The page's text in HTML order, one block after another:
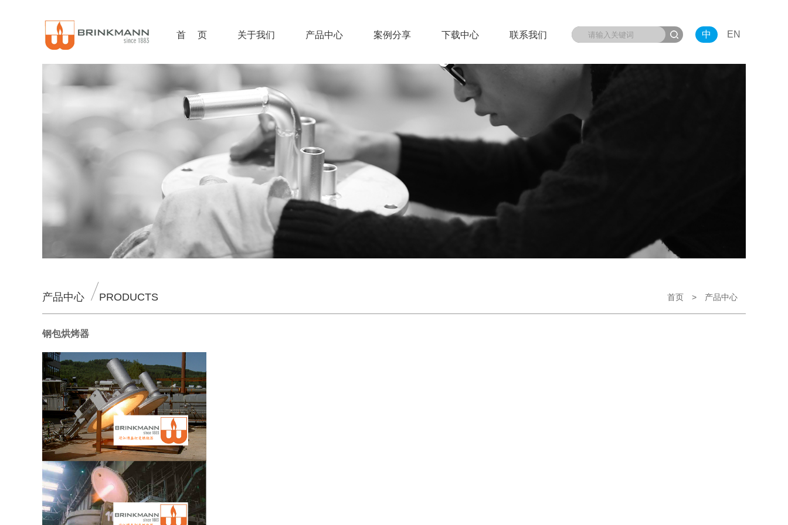
首 页 关于我们 产品中心 案例分享 下载中心 联系我们 中 EN
产品中心 PRODUCTS 首页 > 产品中心
钢包烘烤器